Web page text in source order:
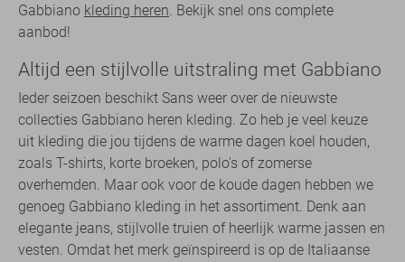
Gabbiano kleding heren. Bekijk snel ons complete
aanbod!
Altijd een stijlvolle uitstraling met Gabbiano
Ieder seizoen beschikt Sans weer over de nieuwste
collecties Gabbiano heren kleding. Zo heb je veel keuze
uit kleding die jou tijdens de warme dagen koel houden,
zoals T-shirts, korte broeken, polo's of zomerse
overhemden. Maar ook voor de koude dagen hebben we
genoeg Gabbiano kleding in het assortiment. Denk aan
elegante jeans, stijlvolle truien of heerlijk warme jassen en
vesten. Omdat het merk geïnspireerd is op de Italiaanse